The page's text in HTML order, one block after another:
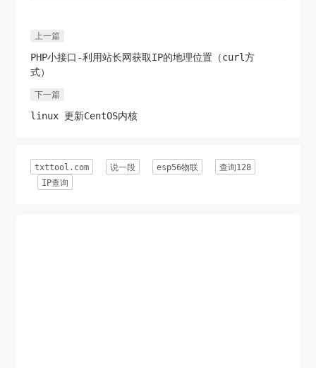
上一篇
PHP小接口-利用站长网获取IP的地理位置（curl方
式）
下一篇
linux 更新CentOS内核
txttool.com 说一段 esp56物联
查询128
IP查询